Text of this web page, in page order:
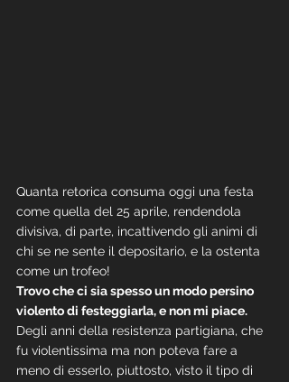
Quanta retorica consuma oggi una festa
come quella del 25 aprile, rendendola
divisiva, di parte, incattivendo gli animi di
chi se ne sente il depositario, e la ostenta
come un trofeo!
Trovo che ci sia spesso un modo persino
violento di festeggiarla, e non mi piace.
Degli anni della resistenza partigiana, che
fu violentissima ma non poteva fare a
meno di esserlo, piuttosto, visto il tipo di